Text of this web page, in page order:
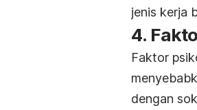
jenis kerja
4.
Faktor
dengan